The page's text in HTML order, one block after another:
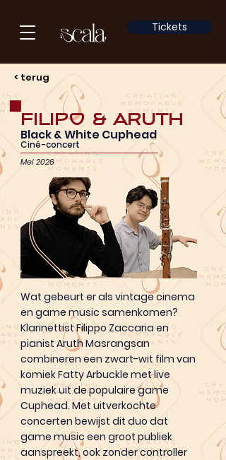
Tickets
< terug
Filipo & Aruth
Black & White Cuphead
Ciné-concert
Mei 2026
Wat gebeurt er als vintage cinema
en game music samenkomen?
Klarinettist Filippo Zaccaria en
pianist Aruth Masrangsan
combineren een zwart-wit film van
komiek Fatty Arbuckle met live
muziek uit de populaire game
Cuphead. Met uitverkochte
concerten bewijst dit duo dat
game music een groot publiek
aanspreekt, ook zonder controller